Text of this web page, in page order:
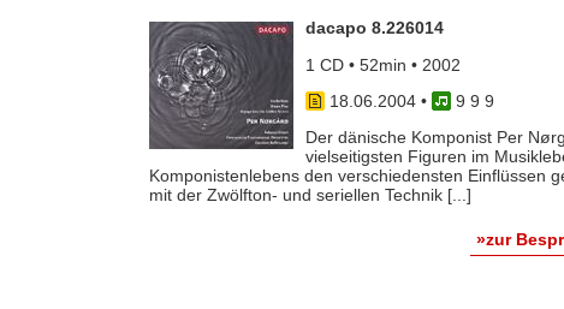
dacapo 8.226014
1 CD • 52min • 2002
18.06.2004•
9 9 9
Der dänische Komponist Per
vielseitigsten Figuren im
Komponistenlebens den verschiedensten Einflüssen
mit der Zwölfton- und seriellen Technik [...]
»zur